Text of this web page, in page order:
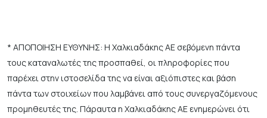
* ΑΠΟΠΟΙΗΣΗ ΕΥΘΥΝΗΣ: Η Χαλκιαδάκης ΑΕ σεβόμενη πάντα
τους καταναλωτές της προσπαθεί, οι πληροφορίες που
παρέχει στην ιστοσελίδα της να είναι αξιόπιστες και βάση
πάντα των στοιχείων που λαμβάνει από τους συνεργαζόμενους
προμηθευτές της. Πάραυτα η Χαλκιαδάκης ΑΕ ενημερώνει ότι